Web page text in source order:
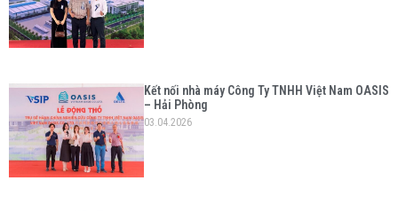
Kết nối nhà máy Công Ty TNHH Việt Nam OASIS
– Hải Phòng
03.04.2026